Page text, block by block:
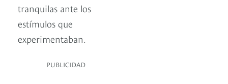
tranquilas ante los
estímulos que
experimentaban.
PUBLICIDAD